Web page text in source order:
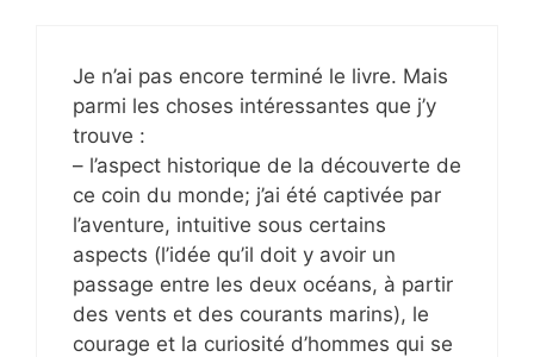
Je n’ai pas encore terminé le livre. Mais
parmi les choses intéressantes que j’y
trouve :
– l’aspect historique de la découverte de
ce coin du monde; j’ai été captivée par
l’aventure, intuitive sous certains
aspects (l’idée qu’il doit y avoir un
passage entre les deux océans, à partir
des vents et des courants marins), le
courage et la curiosité d’hommes qui se